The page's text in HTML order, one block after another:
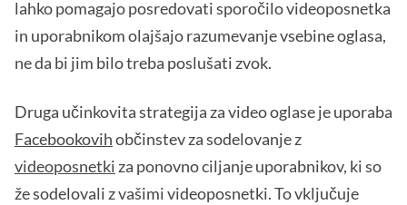
lahko pomagajo posredovati sporočilo videoposnetka
in uporabnikom olajšajo razumevanje vsebine oglasa,
ne da bi jim bilo treba poslušati zvok.
Druga učinkovita strategija za video oglase je uporaba
Facebookovihobčinstev za sodelovanje z
videoposnetki za ponovno ciljanje uporabnikov, ki so
že sodelovali z vašimi videoposnetki. To vključuje